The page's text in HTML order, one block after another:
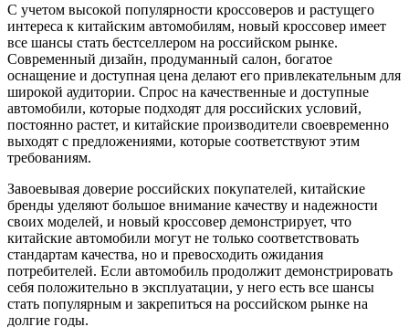
С учетом высокой популярности кроссоверов и растущего
интереса к китайским автомобилям, новый кроссовер имеет
все шансы стать бестселлером на российском рынке.
Современный дизайн, продуманный салон, богатое
оснащение и доступная цена делают его привлекательным для
широкой аудитории. Спрос на качественные и доступные
автомобили, которые подходят для российских условий,
постоянно растет, и китайские производители своевременно
выходят с предложениями, которые соответствуют этим
требованиям.
Завоевывая доверие российских покупателей, китайские
бренды уделяют большое внимание качеству и надежности
своих моделей, и новый кроссовер демонстрирует, что
китайские автомобили могут не только соответствовать
стандартам качества, но и превосходить ожидания
потребителей. Если автомобиль продолжит демонстрировать
себя положительно в эксплуатации, у него есть все шансы
стать популярным и закрепиться на российском рынке на
долгие годы.